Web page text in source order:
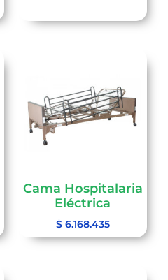
Cama Hospitalaria
Eléctrica
$6.168.435